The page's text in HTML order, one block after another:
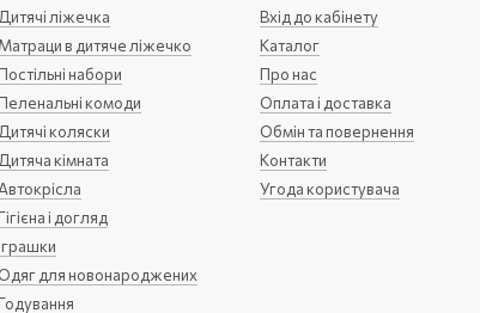
Дитячі ліжечка
Матраци в дитяче ліжечко
набори
комоди
Дитячі коляски
Дитяча кімната
Автокрісла
і догляд
Одяг для новонароджених
Вхід до кабінету
Каталог
Про нас
Оплата і доставка
Обмін та повернення
Контакти
Угода користувача